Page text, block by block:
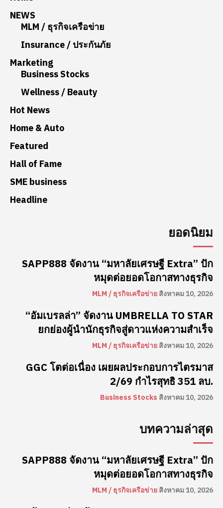
NEWS
MLM / ธุรกิจเครือข่าย
Insurance / ประกันภัย
Marketing
Business Stocks
Wellness / Beauty
Hot News
Home & Auto
Featured
Hall of Fame
SME business
Headline
ยอดนิยม
SAPP888 จัดงาน “มหาลัยเศรษฐี Extra” ปัก
หมุดต่อยอดโอกาสทางธุรกิจ
MLM / ธุรกิจเครือข่ายสิงหาคม 10, 2026
“อัมเบรลล่า” จัดงาน UMBRELLA TO STAR
ยกย่องผู้นำนักธุรกิจสู่ดาวแห่งความสำเร็จ
MLM / ธุรกิจเครือข่ายสิงหาคม 10, 2026
GGC โตต่อเนื่อง เผยผลประกอบการไตรมาส
2/69 กำไรสุทธิ 351 ลบ.
Business Stocks สิงหาคม 10, 2026
บทความล่าสุด
SAPP888 จัดงาน “มหาลัยเศรษฐี Extra” ปัก
หมุดต่อยอดโอกาสทางธุรกิจ
MLM / ธุรกิจเครือข่ายสิงหาคม 10, 2026